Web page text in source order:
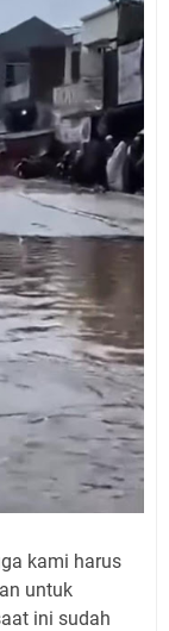
kami harus
untuk
ini sudah